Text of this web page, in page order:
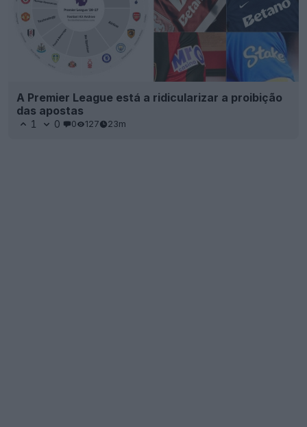
A Premier League está a ridicularizar a proibição
das apostas
1 0 0 127 23m